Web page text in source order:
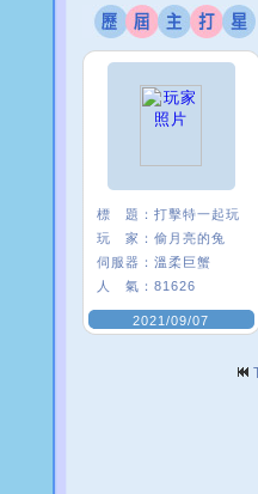
標 題： 打擊特一起玩
玩 家： 偷月亮的兔
伺服器： 溫柔巨蟹
人 氣： 81626
2021/09/07